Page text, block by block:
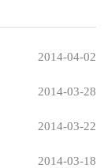
2014-04-02
2014-03-28
2014-03-22
2014-03-18